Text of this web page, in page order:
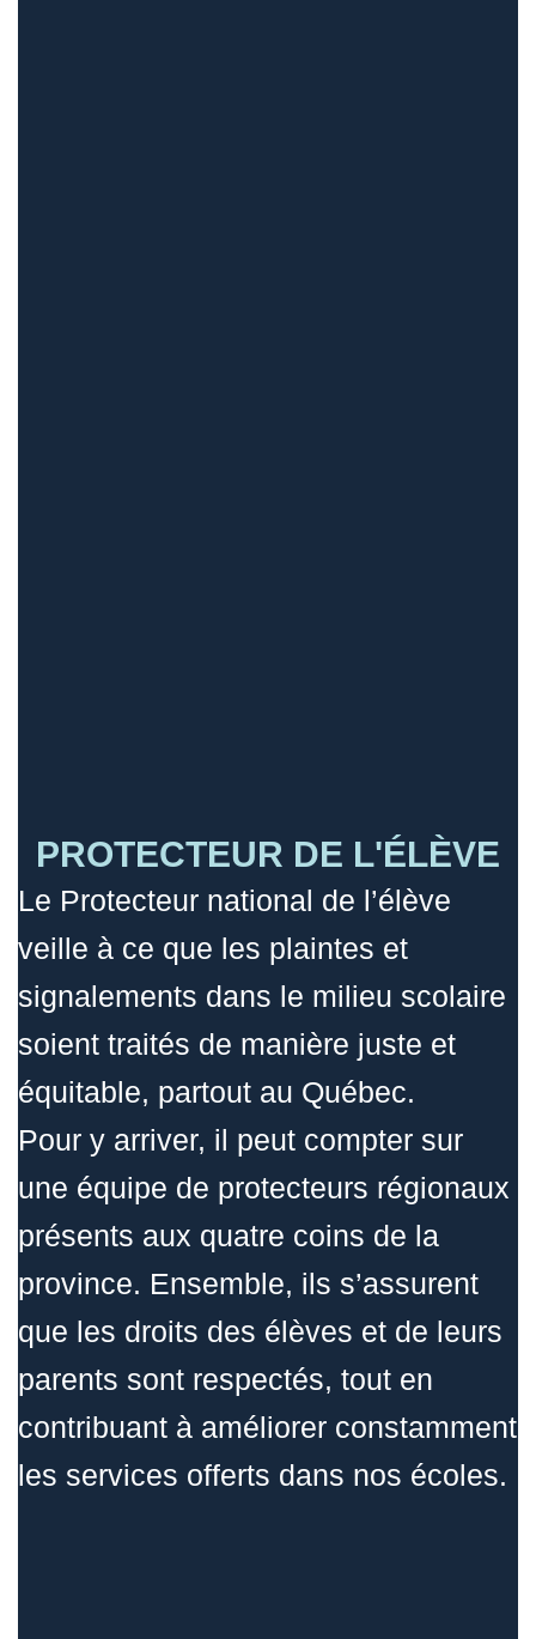
PROTECTEUR DE L'ÉLÈVE
Le Protecteur national de l’élève
veille à ce que les plaintes et
signalements dans le milieu scolaire
soient traités de manière juste et
équitable, partout au Québec.
Pour y arriver, il peut compter sur
une équipe de protecteurs régionaux
présents aux quatre coins de la
province. Ensemble, ils s’assurent
que les droits des élèves et de leurs
parents sont respectés, tout en
contribuant à améliorer constamment
les services offerts dans nos écoles.